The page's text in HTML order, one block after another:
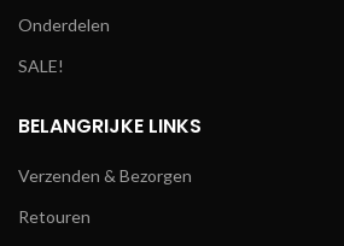
Onderdelen
SALE!
BELANGRIJKE LINKS
Verzenden & Bezorgen
Retouren